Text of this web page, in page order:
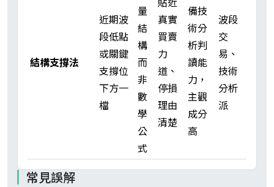
結構支撐法
近期波
段低點
或關鍵
支撐位
下方一
檔
量
結
構
而
非
數
學
公
式
真實
買賣
力
道、
停損
理由
清楚
備技
術分
析判
讀能
力，
主觀
成分
高
波段
交
易、
技術
分析
派
常見誤解